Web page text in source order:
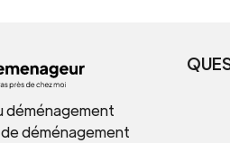
déménagement
déménagement